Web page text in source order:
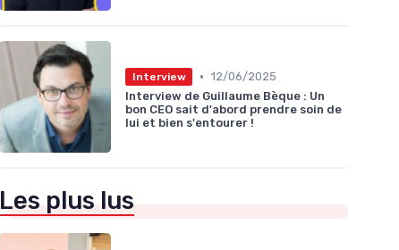
Interview • 12/06/2025
Interview de Guillaume Bèque : Un
bon CEO sait d'abord prendre soin de
lui et bien s'entourer !
Les plus lus